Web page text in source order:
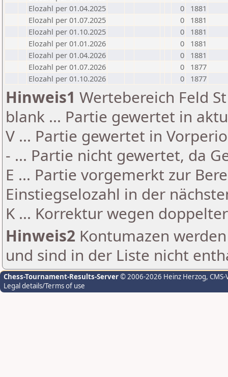
Elozahl per 01.04.2025
0
1881
Elozahl per 01.07.2025
0
1881
Elozahl per 01.10.2025
0
1881
Elozahl per 01.01.2026
0
1881
Elozahl per 01.04.2026
0
1881
Elozahl per 01.07.2026
0
1877
Elozahl per 01.10.2026
0 1877
Hinweis1 Wertebereich Feld
blank ... Partie gewertet in
V ... Partie gewertet in
- ... Partie nicht gewertet, da
E ... Partie vorgemerkt zur
Einstiegselozahl in der
K ... Korrektur wegen
Hinweis2 Kontumazen
und sind in der Liste nicht
Chess-Tournament-Results-Server© 2006-2026 Heinz Herzog,
Legal details/Terms of use